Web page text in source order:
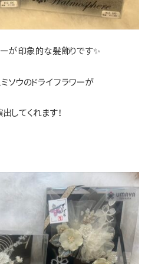
が印象的な髪飾りです✨
ソウのドライフラワーが
してくれます！